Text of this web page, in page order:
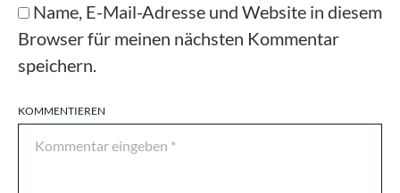
KOMMENTIEREN
Name, E-Mail-Adresse und Website in diesem
Browser für meinen nächsten Kommentar
speichern.